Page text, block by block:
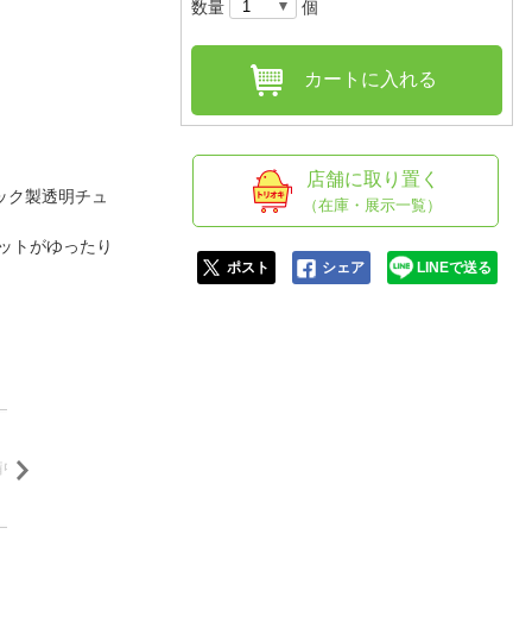
製透明チュ
トがゆったり
数量 個
カートに入れる
店舗に取り置く
（在庫・展示一覧）
ポスト シェア LINEで送る